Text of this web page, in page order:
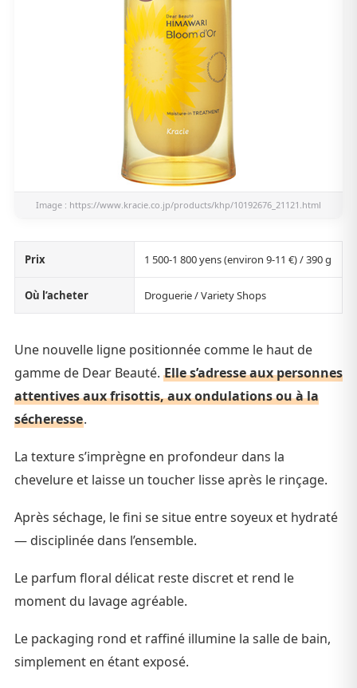
Image : https://www.kracie.co.jp/products/khp/10192676_21121.html
Prix 1 500-1 800 yens (environ 9-11 €) / 390 g
Où l’acheter Droguerie / Variety Shops
Une nouvelle ligne positionnée comme le haut de
gamme de Dear Beauté. Elle s’adresse aux personnes
attentives aux frisottis, aux ondulations ou à la
sécheresse.
La texture s’imprègne en profondeur dans la
chevelure et laisse un toucher lisse après le rinçage.
Après séchage, le fini se situe entre soyeux et hydraté
— disciplinée dans l’ensemble.
Le parfum floral délicat reste discret et rend le
moment du lavage agréable.
Le packaging rond et raffiné illumine la salle de bain,
simplement en étant exposé.